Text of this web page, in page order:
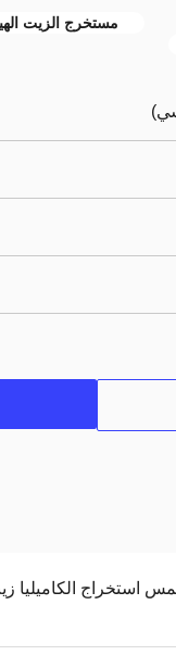
مستخرج الزيت
استخراج الكاميليا